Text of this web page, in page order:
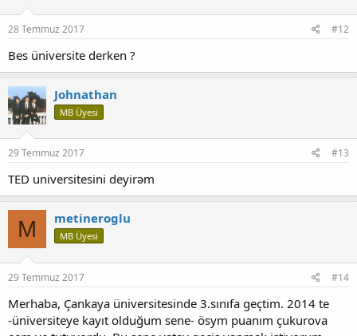
28 Temmuz 2017 #12
Bes üniversite derken ?
Johnathan
MB Üyesi
29 Temmuz 2017 #13
TED universitesini deyirəm
M metineroglu
MB Üyesi
29 Temmuz 2017 #14
Merhaba, Çankaya üniversitesinde 3.sınıfa geçtim. 2014 te
-üniversiteye kayıt olduğum sene- ösym puanım çukurova